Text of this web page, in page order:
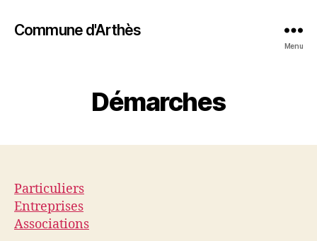
Commune d'Arthès
Menu
Démarches
Particuliers
Entreprises
Associations